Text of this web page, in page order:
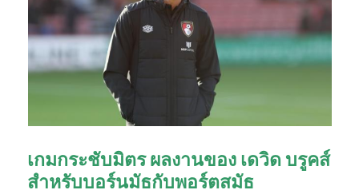
เกมกระชับมิตร ผลงานของ เดวิด บรูคส์
สำหรับบอร์นมัธกับพอร์ตสมัธ